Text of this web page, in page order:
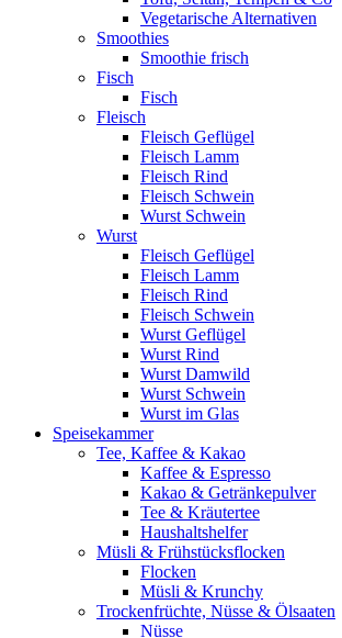
Vegetarische Alternativen
Smoothies
Smoothie frisch
Fisch
Fisch
Fleisch
Fleisch Geflügel
Fleisch Lamm
Fleisch Rind
Fleisch Schwein
Wurst Schwein
Wurst
Fleisch Geflügel
Fleisch Lamm
Fleisch Rind
Fleisch Schwein
Wurst Geflügel
Wurst Rind
Wurst Damwild
Wurst Schwein
Wurst im Glas
Speisekammer
Tee, Kaffee & Kakao
Kaffee & Espresso
Kakao & Getränkepulver
Tee & Kräutertee
Haushaltshelfer
Müsli & Frühstücksflocken
Flocken
Müsli & Krunchy
Trockenfrüchte, Nüsse & Ölsaaten
Nüsse